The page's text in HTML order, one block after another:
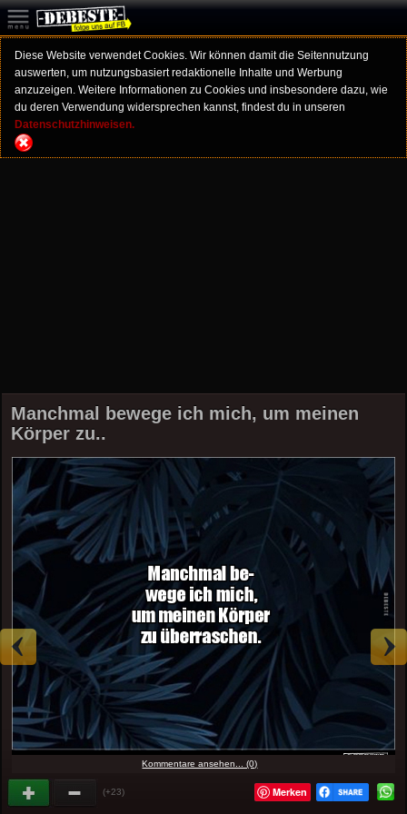
Diese Website verwendet Cookies. Wir können damit die Seitennutzung
auswerten, um nutzungsbasiert redaktionelle Inhalte und Werbung
anzuzeigen. Weitere Informationen zu Cookies und insbesondere dazu, wie
du deren Verwendung widersprechen kannst, findest du in unseren
Datenschutzhinweisen.
Manchmal bewege ich mich, um meinen
Körper zu..
Kommentare ansehen... (0)
(+23) Merken